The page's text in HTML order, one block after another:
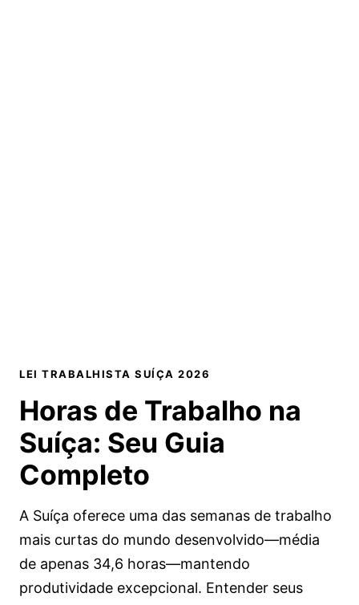
LEI TRABALHISTA SUÍÇA 2026
Horas de Trabalho na
Suíça: Seu Guia
Completo
A Suíça oferece uma das semanas de trabalho
mais curtas do mundo desenvolvido—média
de apenas 34,6 horas—mantendo
produtividade excepcional. Entender seus